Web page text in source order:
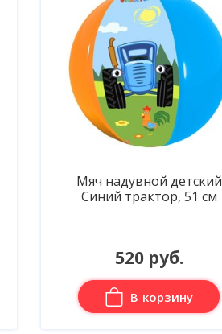
Мяч надувной детский
Синий трактор, 51 см
520 руб.
В корзину